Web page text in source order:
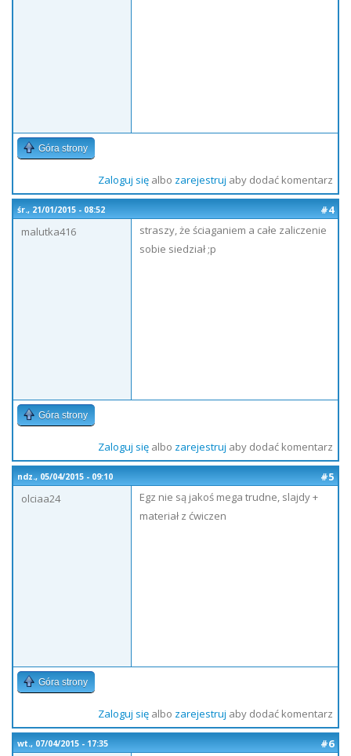
Góra strony
Zaloguj sięalbo zarejestruj aby dodać komentarz
śr., 21/01/2015 - 08:52
#4
malutka416
straszy, że ściaganiem a całe zaliczenie
sobie siedział ;p
Góra strony
Zaloguj sięalbo zarejestruj aby dodać komentarz
ndz., 05/04/2015 - 09:10
#5
olciaa24
Egz nie są jakoś mega trudne, slajdy +
materiał z ćwiczen
Góra strony
Zaloguj sięalbo zarejestruj aby dodać komentarz
wt., 07/04/2015 - 17:35
#6